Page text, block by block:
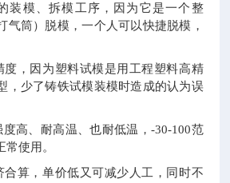
装模、拆模工序，因为它是一个整
气筒）脱模，一个人可以快捷脱模，
度，因为塑料试模是用工程塑料高精
，少了铸铁试模装模时造成的认为误
度高、耐高温、也耐低温，-30-100范
使用。
合算，单价低又可减少人工，同时不